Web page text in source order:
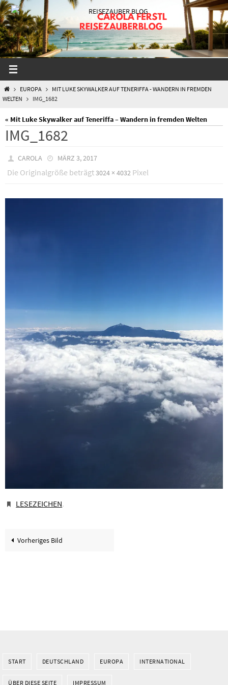
Zum
Inhalt
springen
STARTEUROPA
MIT LUKE SKYWALKER AUF TENERIFFA - WANDERN IN FREMDEN
WELTEN
IMG_1682
« Mit Luke Skywalker auf Teneriffa – Wandern in fremden Welten
IMG_1682
CAROLA MÄRZ 3, 2017
Die Originalgröße beträgt3024 × 4032 Pixel
LESEZEICHEN.
Vorheriges Bild
START DEUTSCHLAND EUROPA INTERNATIONAL
ÜBER DIESE SEITE IMPRESSUM